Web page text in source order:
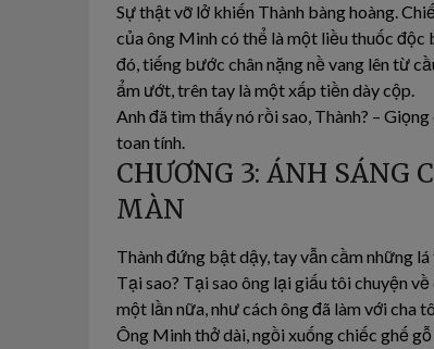
Sự thật vỡ lở khiến Thành bàng hoàng.
của ông Minh có thể là một liều thuốc
đó, tiếng bước chân nặng nề vang lên từ
ẩm ướt, trên tay là một xấp tiền dày cộp.
Anh đã tìm thấy nó rồi sao, Thành? –
toan tính.
CHƯƠNG 3: ÁNH SÁNG
MÀN
Thành đứng bật dậy, tay vẫn cầm những
Tại sao? Tại sao ông lại giấu tôi chuyện
một lần nữa, như cách ông đã làm với cha
Ông Minh thở dài, ngồi xuống chiếc ghế